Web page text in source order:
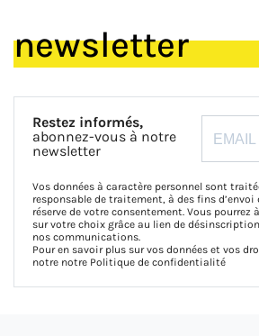
newsletter
Restez informés,
abonnez-vous à notre
newsletter
Vos données à caractère personnel sont
responsable de traitement, à des fins d’envoi
réserve de votre consentement. Vous
sur votre choix grâce au lien de
nos communications.
Pour en savoir plus sur vos données et vos
notre notre Politique de confidentialité